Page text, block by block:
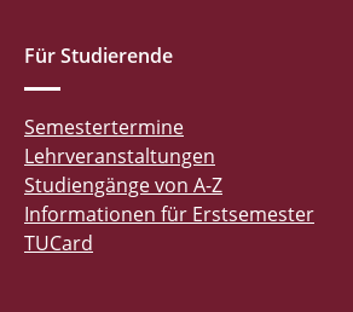
Für Studierende
Semestertermine
Lehrveranstaltungen
Studiengänge von A-Z
Informationen für Erstsemester
TUCard